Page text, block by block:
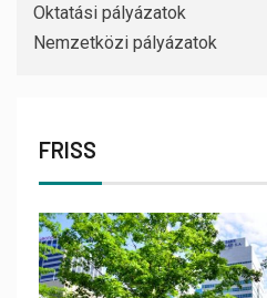
Oktatási pályázatok
Nemzetközi pályázatok
FRISS